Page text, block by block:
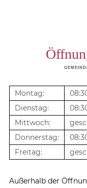
Montag:
Dienstag:
Mittwoch:
Donnerstag:
Freitag:
Außerhalb der